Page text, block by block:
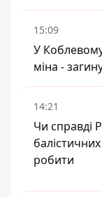
15:09
У
міна -
14:21
Чи справді
робити